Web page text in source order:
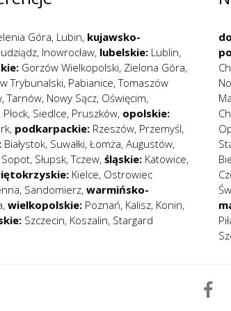
Góra, Lubin, kujawsko-
, Inowrocław, lubelskie: Lublin,
Gorzów Wielkopolski, Zielona Góra,
Trybunalski, Pabianice,Tomaszów
,Tarnów, Nowy Sącz, Oświęcim,
, Płock, Siedlce, Pruszków, opolskie:
, podkarpackie: Rzeszów, Przemyśl,
Białystok, Suwałki, Łomża, Augustów,
Sopot, Słupsk,Tczew, śląskie: Katowice,
Kielce, Ostrowiec
, Sandomierz, warmińsko-
, wielkopolskie: Poznań, Kalisz, Konin,
Szczecin, Koszalin, Stargard